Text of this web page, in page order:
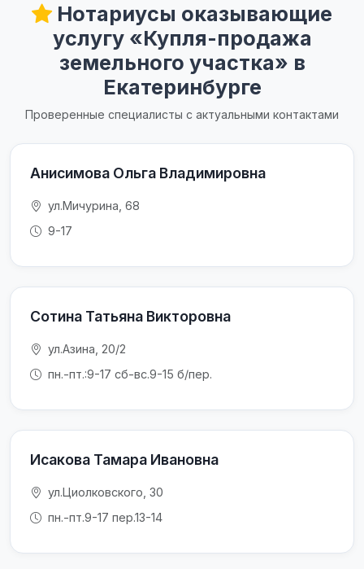
Нотариусы оказывающие
услугу «Купля-продажа
земельного участка» в
Екатеринбурге
Проверенные специалисты с актуальными контактами
Анисимова Ольга Владимировна
ул.Мичурина, 68
9-17
Сотина Татьяна Викторовна
ул.Азина, 20/2
пн.-пт.:9-17 сб-вс.9-15 б/пер.
Исакова Тамара Ивановна
ул.Циолковского, 30
пн.-пт.9-17 пер.13-14